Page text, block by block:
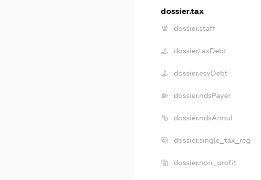
dossier.tax
dossier.staff
dossier.taxDebt
dossier.esvDebt
dossier.ndsPayer
dossier.ndsAnnul
dossier.single_tax_reg
dossier.non_profit